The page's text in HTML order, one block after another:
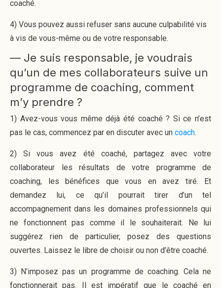
coaché.
4) Vous pouvez aussi refuser sans aucune culpabilité vis
à vis de vous-même ou de votre responsable.
— Je suis responsable, je voudrais
qu’un de mes collaborateurs suive un
programme de coaching, comment
m’y prendre ?
1) Avez-vous vous même déjà été coaché ? Si ce n’est
pas le cas, commencez par en discuter avec un coach.
2) Si vous avez été coaché, partagez avec votre
collaborateur les résultats de votre programme de
coaching, les bénéfices que vous en avez tiré. Et
demandez lui, ce qu’il pourrait tirer d’un tel
accompagnement dans les domaines professionnels qui
ne fonctionnent pas comme il le souhaiterait. Ne lui
suggérez rien de particulier, posez des questions
ouvertes. Laissez le libre de choisir ou non d’être coaché.
3) N’imposez pas un programme de coaching. Cela ne
fonctionnerait pas. Il est impératif que le coaché en